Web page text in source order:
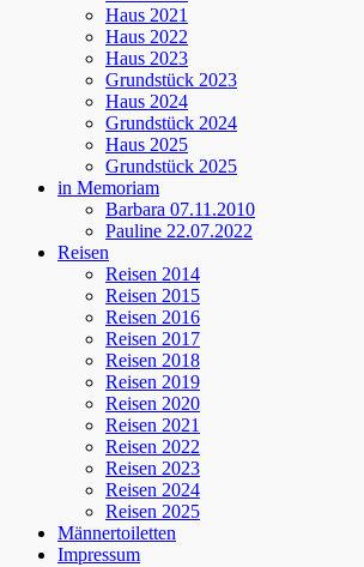
Haus 2021
Haus 2022
Haus 2023
Grundstück 2023
Haus 2024
Grundstück 2024
Haus 2025
Grundstück 2025
in Memoriam
Barbara 07.11.2010
Pauline 22.07.2022
Reisen
Reisen 2014
Reisen 2015
Reisen 2016
Reisen 2017
Reisen 2018
Reisen 2019
Reisen 2020
Reisen 2021
Reisen 2022
Reisen 2023
Reisen 2024
Reisen 2025
Männertoiletten
Impressum